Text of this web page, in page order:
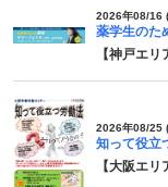
2026年08/16
薬学生のた
【神戸エ
2026年08/25
知って役立
【大阪エ